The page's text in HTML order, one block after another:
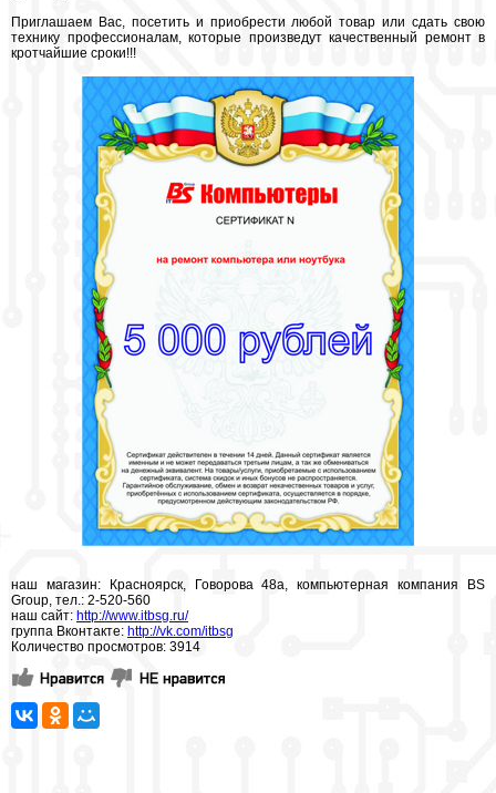
Приглашаем Вас, посетить и приобрести любой товар или сдать свою
технику профессионалам, которые произведут качественный ремонт в
кротчайшие сроки!!!
наш магазин: Красноярск, Говорова 48а, компьютерная компания BS
Group, тел.: 2-520-560
наш сайт: http://www.itbsg.ru/
группа Вконтакте: http://vk.com/itbsg
Количество просмотров: 3914